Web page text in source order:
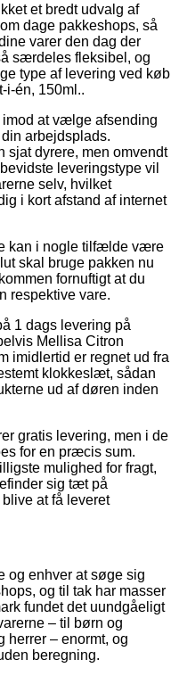
et bredt udvalg af
dage pakkeshops, så
varer den dag der
særdeles fleksibel, og
type af levering ved køb
i-én, 150ml..
at vælge afsending
arbejdsplads.
sjat dyrere, men omvendt
leveringstype vil
selv, hvilket
i kort afstand af internet
kan i nogle tilfælde være
skal bruge pakken nu
fornuftigt at du
respektive vare.
1 dags levering på
Mellisa Citron
imidlertid er regnet ud fra
klokkeslæt, sådan
ud af døren inden
gratis levering, men i de
for en præcis sum.
mulighed for fragt,
sig tæt på
at få leveret
og enhver at søge sig
og til tak har masser
fundet det uundgåeligt
– til børn og
herrer – enormt, og
beregning.